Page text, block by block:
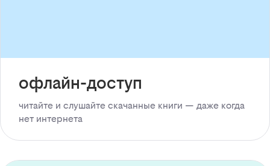
офлайн-доступ
читайте и слушайте скачанные книги — даже когда
нет интернета